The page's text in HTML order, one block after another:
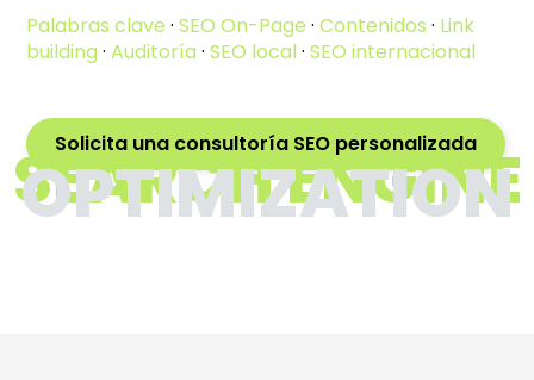
Palabras clave ·SEO On-Page ·Contenidos · Link
building ·Auditoría ·SEO local·SEO internacional
Solicita una consultoría SEO personalizada
SEARCH ENGINE
OPTIMIZATION